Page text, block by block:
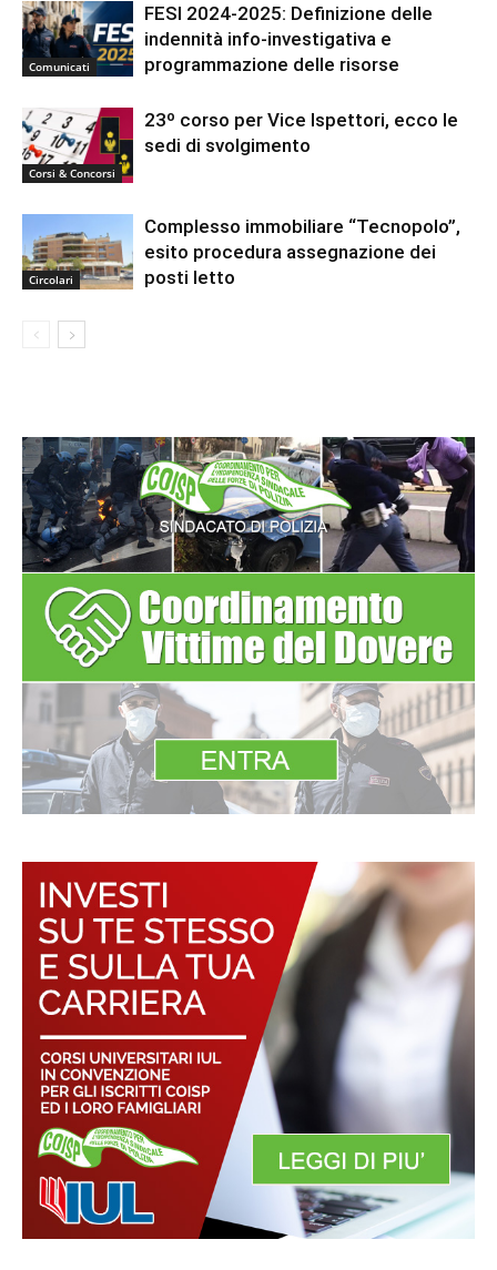
Comunicati
FESI 2024-2025: Definizione delle
indennità info-investigativa e
programmazione delle risorse
Corsi & Concorsi
23º corso per Vice Ispettori, ecco le
sedi di svolgimento
Circolari
Complesso immobiliare “Tecnopolo”,
esito procedura assegnazione dei
posti letto